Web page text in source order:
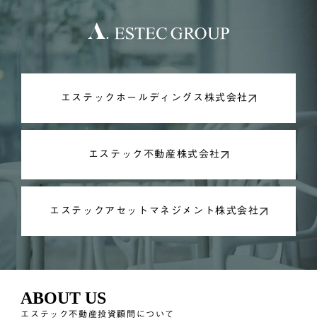
エステックホールディングス株式会社
エステック不動産株式会社
エステックアセットマネジメント株式会社
ABOUT US
エステック不動産投資顧問について